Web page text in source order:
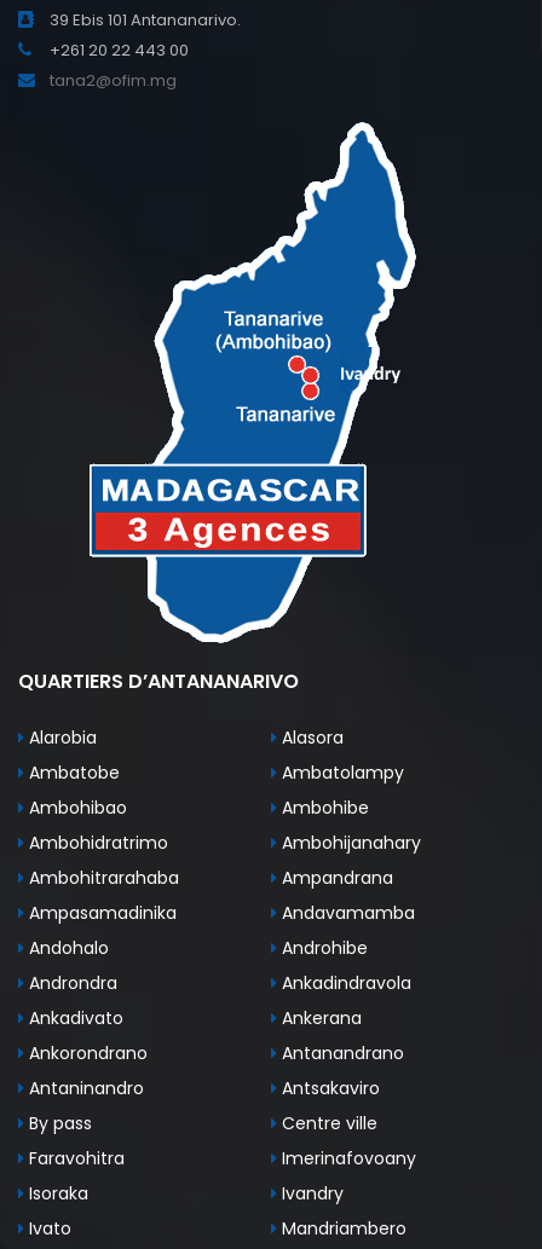
39 Ebis 101 Antananarivo.
+261 20 22 443 00
tana2@ofim.mg
QUARTIERS D’ANTANANARIVO
Alarobia
Alasora
Ambatobe
Ambatolampy
Ambohibao
Ambohibe
Ambohidratrimo
Ambohijanahary
Ambohitrarahaba
Ampandrana
Ampasamadinika
Andavamamba
Andohalo
Androhibe
Androndra
Ankadindravola
Ankadivato
Ankerana
Ankorondrano
Antanandrano
Antaninandro
Antsakaviro
By pass
Centre ville
Faravohitra
Imerinafovoany
Isoraka
Ivandry
Ivato
Mandriambero